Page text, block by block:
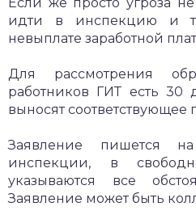
идти в инспекцию и
невыплате заработной
Для рассмотрения
работников ГИТ есть 30
выносят соответствующее
Заявление пишется
инспекции, в
указываются все
Заявление может быть